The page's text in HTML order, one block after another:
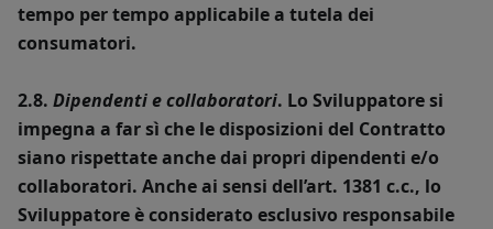
tempo per tempo applicabile a tutela dei
consumatori.
2.8. Dipendenti e collaboratori. Lo Sviluppatore si
impegna a far sì che le disposizioni del Contratto
siano rispettate anche dai propri dipendenti e/o
collaboratori. Anche ai sensi dell’art. 1381 c.c., lo
Sviluppatore è considerato esclusivo responsabile